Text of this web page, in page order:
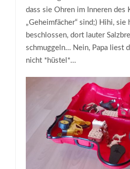
dass sie Ohren im Inneren des
„Geheimfächer“ sind;) Hihi, sie
beschlossen, dort lauter
schmuggeln… Nein, Papa liest
nicht *hüstel*…